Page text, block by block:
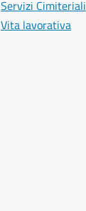
Servizi Cimiteriali
Vita lavorativa